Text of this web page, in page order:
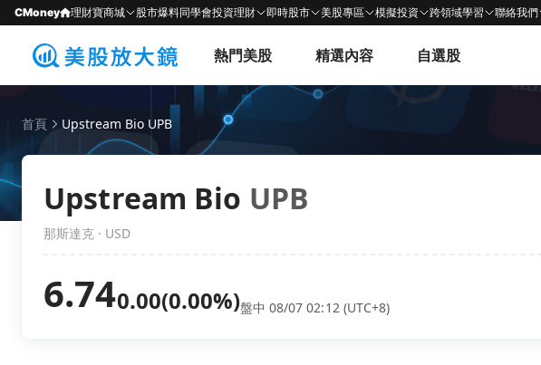
CMoney 理財寶商城 股市爆料同學會投資理財 即時股市 美股專區 模擬投資 跨領域學習 聯絡我們
熱門美股 精選內容 自選股
首頁 Upstream Bio UPB
Upstream Bio UPB
那斯達克 · USD
6.740.00(0.00%)盤中 08/07 02:12 (UTC+8)